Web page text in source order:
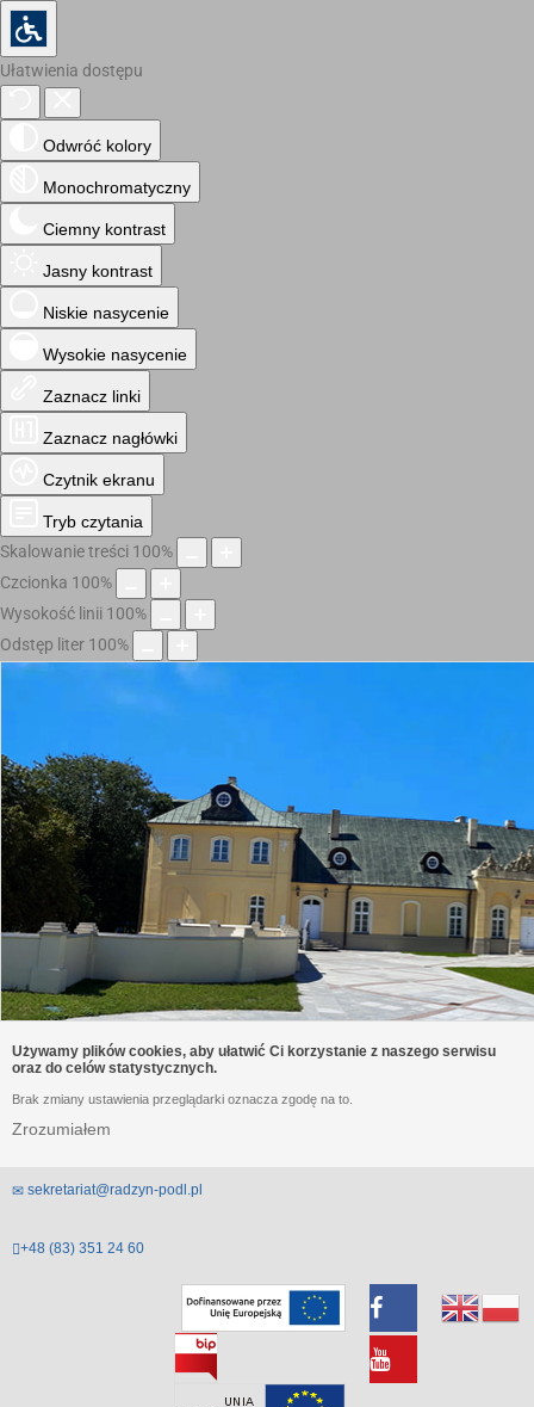
Ułatwienia dostępu
Odwróć kolory
Monochromatyczny
Ciemny kontrast
Jasny kontrast
Niskie nasycenie
Wysokie nasycenie
Zaznacz linki
Zaznacz nagłówki
Czytnik ekranu
Tryb czytania
Skalowanie treści 100%
Czcionka 100%
Wysokość linii 100%
Odstęp liter 100%
Używamy plików cookies, aby ułatwić Ci korzystanie z naszego serwisu
oraz do celów statystycznych.
Brak zmiany ustawienia przeglądarki oznacza zgodę na to.
Zrozumiałem
sekretariat@radzyn-podl.pl
+48 (83) 351 24 60